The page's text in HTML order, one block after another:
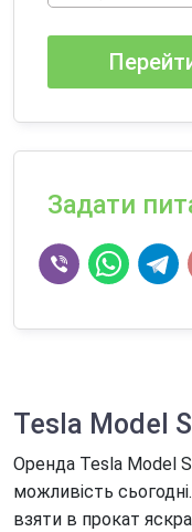
Задати
Tesla Model S
Оренда Tesla Model
можливість
взяти в прокат